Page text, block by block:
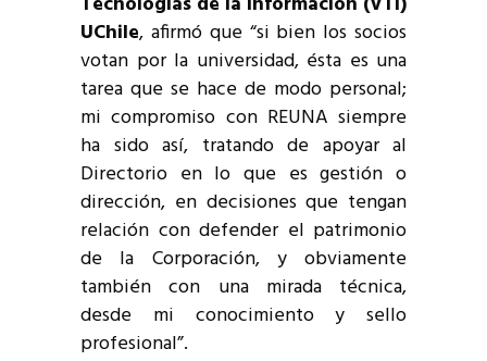
UChile, afirmó que “si bien los socios
votan por la universidad, ésta es una
tarea que se hace de modo personal;
mi compromiso con REUNA siempre
ha sido así, tratando de apoyar al
Directorio en lo que es gestión o
dirección, en decisiones que tengan
relación con defender el patrimonio
de la Corporación, y obviamente
también con una mirada técnica,
desde mi conocimiento y sello
profesional”.